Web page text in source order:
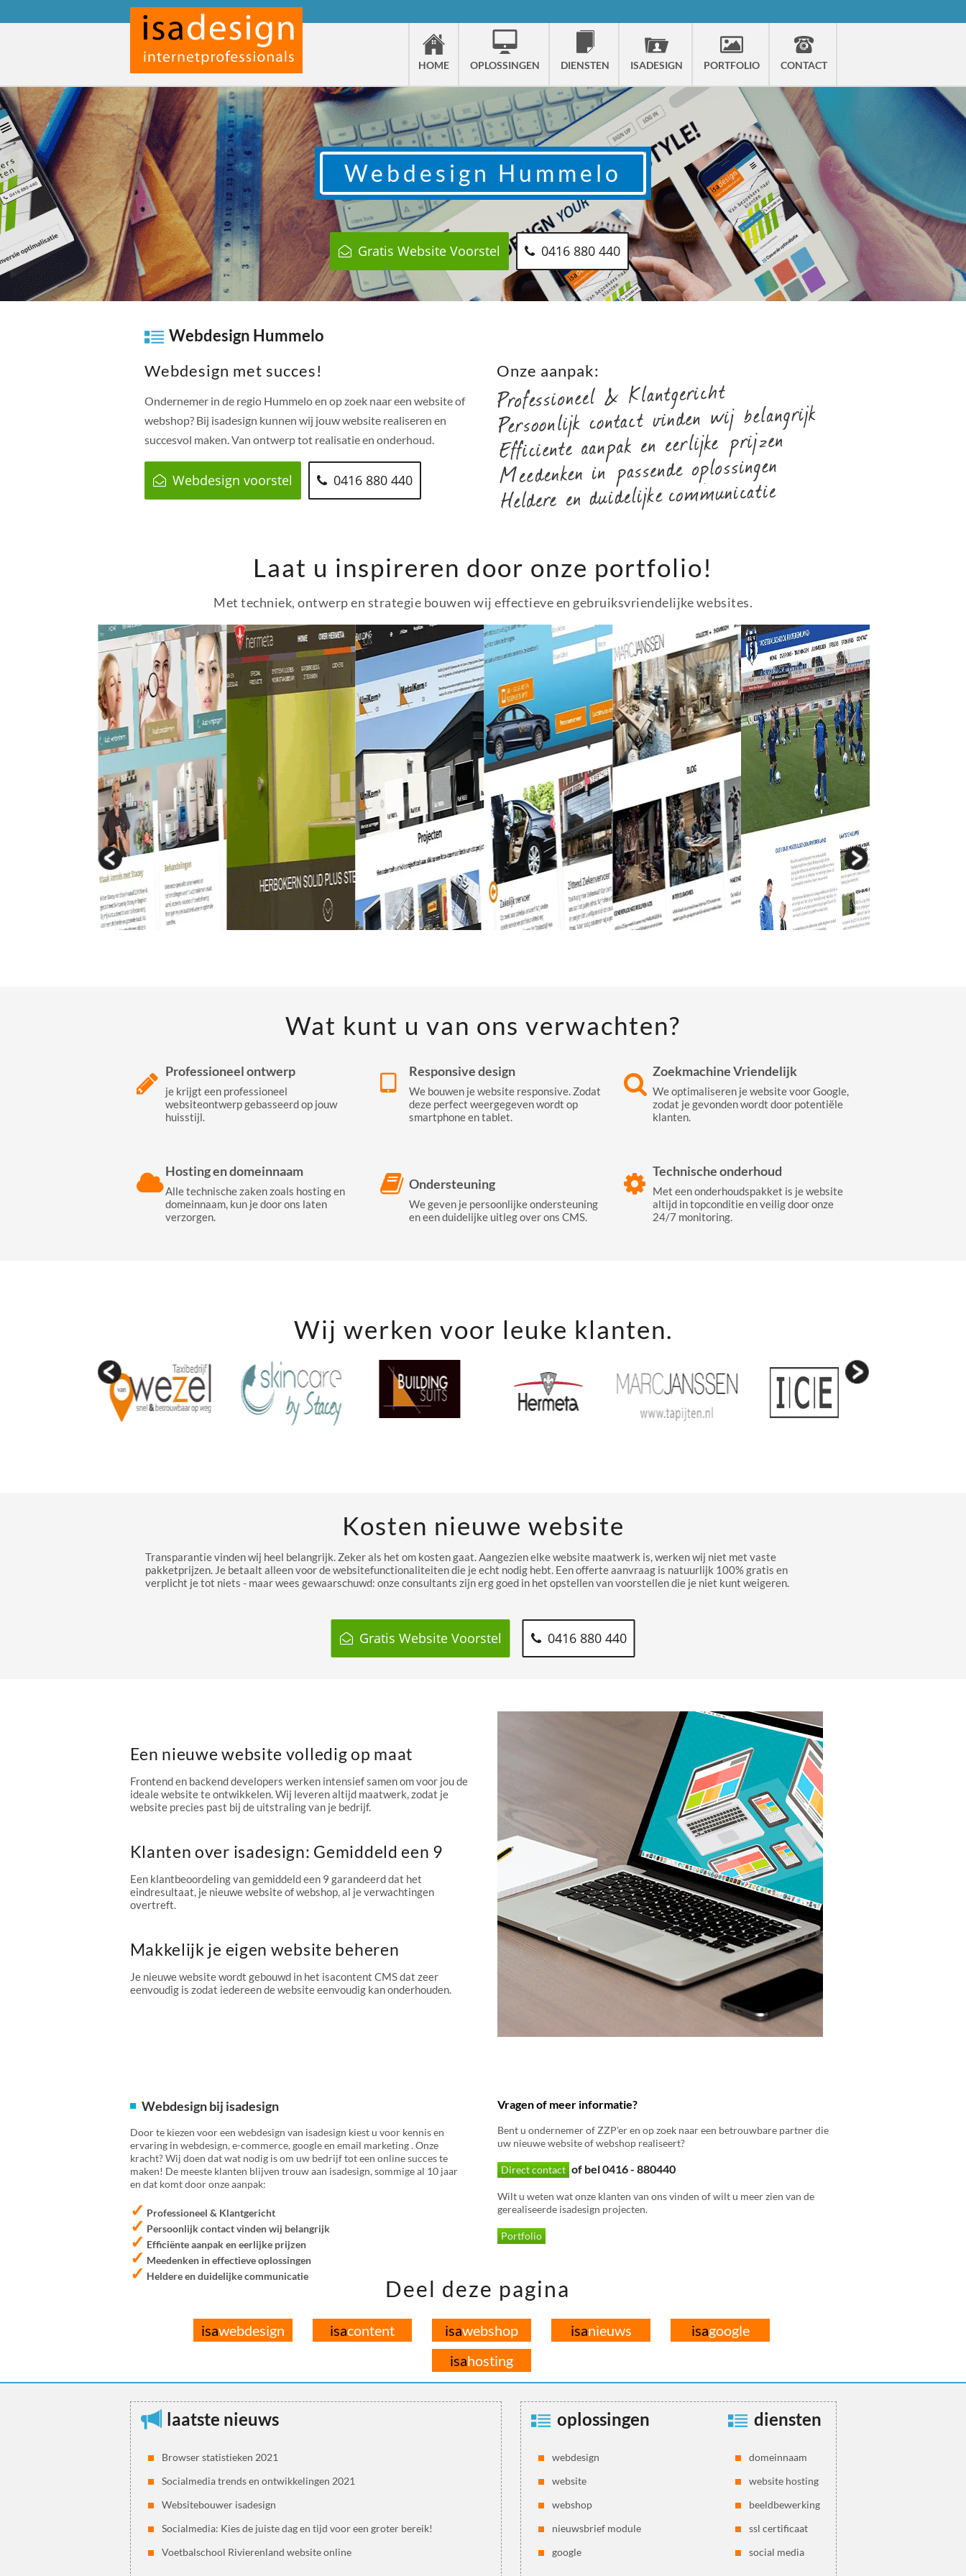
HOME OPLOSSINGEN DIENSTEN ISADESIGN PORTFOLIO CONTACT
Webdesign Hummelo
Gratis Website Voorstel 0416 880 440
Webdesign Hummelo
Webdesign met succes!
Ondernemer in de regio Hummeloen op zoek naar een website of
webshop? Bij isadesign kunnen wij jouw website realiseren en
succesvol maken. Van ontwerp tot realisatie en onderhoud.
Webdesign voorstel 0416 880 440
Onze aanpak:
Laat u inspireren door onze portfolio!
Met techniek, ontwerp en strategie bouwen wij effectieve en gebruiksvriendelijke websites.
Wat kunt u van ons verwachten?
Professioneel ontwerp
je krijgt een professioneel
websiteontwerp gebasseerd op jouw
huisstijl.
Responsive design
We bouwen je website responsive. Zodat
deze perfect weergegeven wordt op
smartphone en tablet.
Zoekmachine Vriendelijk
We optimaliseren je website voor Google,
zodat je gevonden wordt door potentiële
klanten.
Hosting en domeinnaam
Alle technische zaken zoals hosting en
domeinnaam, kun je door ons laten
verzorgen.
Ondersteuning
We geven je persoonlijke ondersteuning
en een duidelijke uitleg over ons CMS.
Technische onderhoud
Met een onderhoudspakket is je website
altijd in topconditie en veilig door onze
24/7 monitoring.
Wij werken voor leuke klanten.
Kosten nieuwe website
Transparantie vinden wij heel belangrijk. Zeker als het om kosten gaat. Aangezien elke website maatwerk is, werken wij niet met vaste
pakketprijzen. Je betaalt alleen voor de websitefunctionaliteiten die je echt nodig hebt. Een offerte aanvraag is natuurlijk 100% gratis en
verplicht je tot niets - maar wees gewaarschuwd: onze consultants zijn erg goed in het opstellen van voorstellen die je niet kunt weigeren.
Gratis Website Voorstel 0416 880 440
Een nieuwe website volledig op maat
Frontend en backend developers werken intensief samen om voor jou de
ideale website te ontwikkelen. Wij leveren altijd maatwerk, zodat je
website precies past bij de uitstraling van je bedrijf.
Klanten over isadesign: Gemiddeld een 9
Een klantbeoordeling van gemiddeld een 9 garandeerd dat het
eindresultaat, je nieuwe website of webshop, al je verwachtingen
overtreft.
Makkelijk je eigen website beheren
Je nieuwe website wordt gebouwd in het isacontent CMS dat zeer
eenvoudig is zodat iedereen de website eenvoudig kan onderhouden.
Webdesign bij isadesign
Door te kiezen voor een webdesign van isadesign kiest u voor kennis en
ervaring in webdesign, e-commerce, google en email marketing . Onze
kracht? Wij doen dat wat nodig is om uw bedrijf tot een online succes te
maken! De meeste klanten blijven trouw aan isadesign, sommige al 10 jaar
en dat komt door onze aanpak:
✓ Professioneel & Klantgericht
✓ Persoonlijk contact vinden wij belangrijk
✓ Efficiënte aanpak en eerlijke prijzen
✓ Meedenken in effectieve oplossingen
✓ Heldere en duidelijke communicatie
Vragen of meer informatie?
Bent u ondernemer of ZZP'er en op zoek naar een betrouwbare partner die
uw nieuwe website of webshop realiseert?
Direct contact of bel 0416 - 880440
Wilt u weten wat onze klanten van ons vinden of wilt u meer zien van de
gerealiseerde isadesign projecten.
Portfolio
Deel deze pagina
isawebdesign isacontent isawebshop isanieuws isagoogle
isahosting
laatste nieuws
Browser statistieken 2021
Socialmedia trends en ontwikkelingen 2021
Websitebouwer isadesign
Socialmedia: Kies de juiste dag en tijd voor een groter bereik!
Voetbalschool Rivierenland website online
oplossingen
webdesign
website
webshop
nieuwsbrief module
google
diensten
domeinnaam
website hosting
beeldbewerking
ssl certificaat
social media